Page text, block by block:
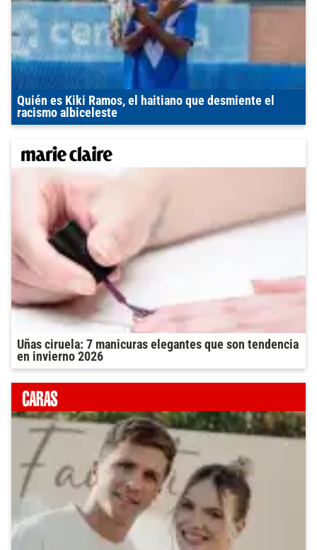
Quién es Kiki Ramos, el haitiano que desmiente el
racismo albiceleste
Uñas ciruela: 7 manicuras elegantes que son tendencia
en invierno 2026